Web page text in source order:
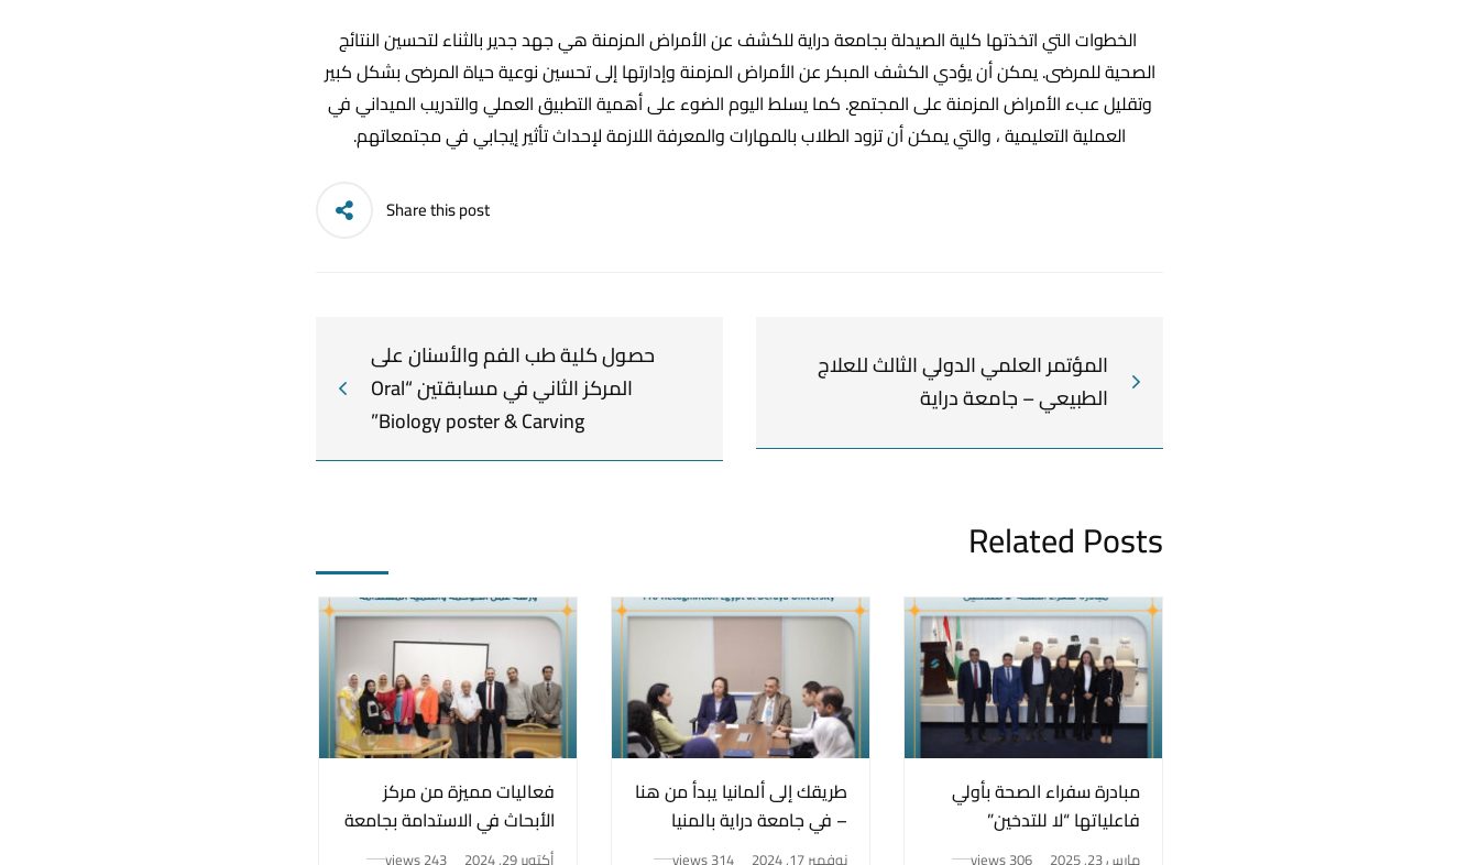
الخطوات التي اتخذتها كلية الصيدلة بجامعة دراية للكشف عن الأمراض المزمنة هي جهد جدير بالثناء لتحسين النتائج
الصحية للمرضى. يمكن أن يؤدي الكشف المبكر عن الأمراض المزمنة وإدارتها إلى تحسين نوعية حياة المرضى بشكل كبير
وتقليل عبء الأمراض المزمنة على المجتمع. كما يسلط اليوم الضوء على أهمية التطبيق العملي والتدريب الميداني في
العملية التعليمية ، والتي يمكن أن تزود الطلاب بالمهارات والمعرفة اللازمة لإحداث تأثير إيجابي في مجتمعاتهم.
Share this post
المؤتمر العلمي الدولي الثالث للعلاج
الطبيعي – جامعة دراية
حصول كلية طب الفم والأسنان على
المركز الثاني في مسابقتين “Oral
Biology poster & Carving”
Related Posts
مبادرة سفراء الصحة بأولي
فاعلياتها “لا للتدخين”
مارس 23, 2025 306 views
طريقك إلى ألمانيا يبدأ من هنا
– في جامعة دراية بالمنيا
الجديدة!
نوفمبر 17, 2024 314 views
فعاليات مميزة من مركز
الأبحاث في الاستدامة بجامعة
دراية للمجتمع
أكتوبر 29, 2024 243 views